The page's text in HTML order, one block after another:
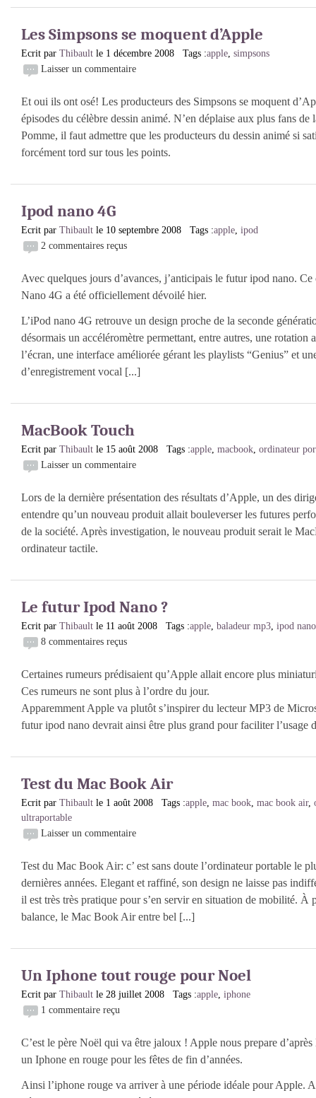
Les Simpsons se moquent d’Apple
Ecrit par Thibault le 1 décembre 2008 Tags :apple, simpsons
Laisser un commentaire
Et oui ils ont osé! Les producteurs des Simpsons se moquent
épisodes du célèbre dessin animé. N’en déplaise aux plus fans de
Pomme, il faut admettre que les producteurs du dessin animé si
forcément tord sur tous les points.
Ipod nano 4G
Ecrit par Thibault le 10 septembre 2008 Tags :apple, ipod
2 commentaires reçus
Avec quelques jours d’avances, j’anticipais le futur ipod nano.
Nano 4G a été officiellement dévoilé hier.
L’iPod nano 4G retrouve un design proche de la seconde
désormais un accéléromètre permettant, entre autres, une rotation
l’écran, une interface améliorée gérant les playlists “Genius” et
d’enregistrement vocal [...]
MacBook Touch
Ecrit par Thibault le 15 août 2008 Tags :apple, macbook, ordinateur
Laisser un commentaire
Lors de la dernière présentation des résultats d’Apple, un des
entendre qu’un nouveau produit allait bouleverser les futures
de la société. Après investigation, le nouveau produit serait le
ordinateur tactile.
Le futur Ipod Nano ?
Ecrit par Thibault le 11 août 2008 Tags :apple, baladeur mp3, ipod nano
8 commentaires reçus
Certaines rumeurs prédisaient qu’Apple allait encore plus
Ces rumeurs ne sont plus à l’ordre du jour.
Apparemment Apple va plutôt s’inspirer du lecteur MP3 de
futur ipod nano devrait ainsi être plus grand pour faciliter l’usage
Test du Mac Book Air
Ecrit par Thibault le 1 août 2008 Tags :apple, mac book, mac book air,
ultraportable
Laisser un commentaire
Test du Mac Book Air: c’ est sans doute l’ordinateur portable le
dernières années. Elegant et raffiné, son design ne laisse pas
il est très très pratique pour s’en servir en situation de mobilité. À
balance, le Mac Book Air entre bel [...]
Un Iphone tout rouge pour Noel
Ecrit par Thibault le 28 juillet 2008 Tags :apple, iphone
1 commentaire reçu
C’est le père Noël qui va être jaloux ! Apple nous prepare d’après
un Iphone en rouge pour les fêtes de fin d’années.
Ainsi l’iphone rouge va arriver à une période idéale pour Apple.